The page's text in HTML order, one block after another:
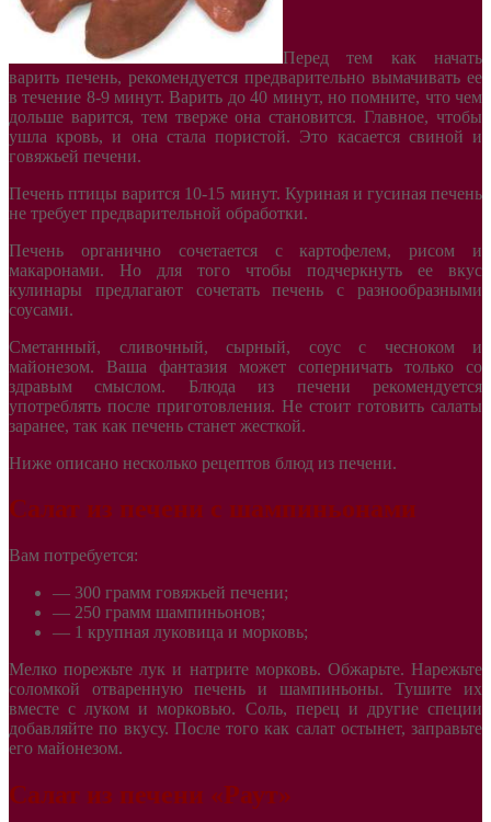
Перед тем как начать
варить печень, рекомендуется предварительно вымачивать ее
в течение 8-9 минут. Варить до 40 минут, но помните, что чем
дольше варится, тем тверже она становится. Главное, чтобы
ушла кровь, и она стала пористой. Это касается свиной и
говяжьей печени.
Печень птицы варится 10-15 минут. Куриная и гусиная печень
не требует предварительной обработки.
Печень органично сочетается с картофелем, рисом и
макаронами. Но для того чтобы подчеркнуть ее вкус
кулинары предлагают сочетать печень с разнообразными
соусами.
Сметанный, сливочный, сырный, соус с чесноком и
майонезом. Ваша фантазия может соперничать только со
здравым смыслом. Блюда из печени рекомендуется
употреблять после приготовления. Не стоит готовить салаты
заранее, так как печень станет жесткой.
Ниже описано несколько рецептов блюд из печени.
Салат из печени с шампиньонами
Вам потребуется:
— 300 грамм говяжьей печени;
— 250 грамм шампиньонов;
— 1 крупная луковица и морковь;
Мелко порежьте лук и натрите морковь. Обжарьте. Нарежьте
соломкой отваренную печень и шампиньоны. Тушите их
вместе с луком и морковью. Соль, перец и другие специи
добавляйте по вкусу. После того как салат остынет, заправьте
его майонезом.
Салат из печени «Раут»